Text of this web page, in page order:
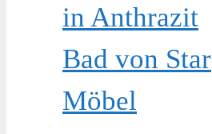
in Anthrazit
Bad von Star
Möbel